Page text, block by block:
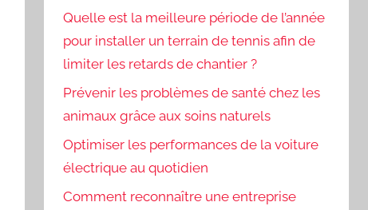
Quelle est la meilleure période de l’année
pour installer un terrain de tennis afin de
limiter les retards de chantier ?
Prévenir les problèmes de santé chez les
animaux grâce aux soins naturels
Optimiser les performances de la voiture
électrique au quotidien
Comment reconnaître une entreprise